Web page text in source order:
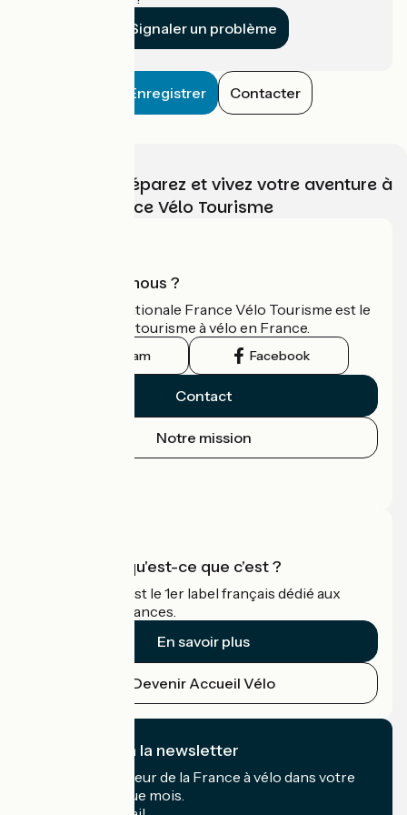
Signaler un problème
Enregistrer Contacter
Choisissez, préparez et vivez votre aventure à
vélo avec France Vélo Tourisme
Qui sommes-nous ?
L'association nationale France Vélo Tourisme est le
guide officiel du tourisme à vélo en France.
Instagram Facebook
Contact
Notre mission
Accueil Vélo qu'est-ce que c'est ?
Accueil Vélo c'est le 1er label français dédié aux
cyclistes en vacances.
En savoir plus
Devenir Accueil Vélo
Je m'abonne à la newsletter
Recevez le meilleur de la France à vélo dans votre
boîte mail chaque mois.